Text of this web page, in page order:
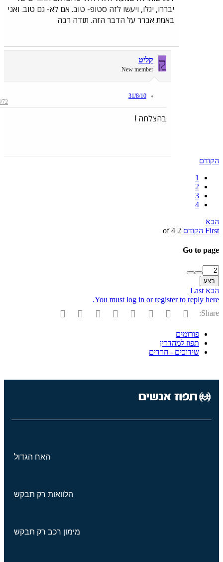
יבררו, יגלו, ויעשו לזה סטופ- טוב. אם לא- גם טוב. ואני
באמת אברר על הדבר הזה. תודה רבה
ק קליט
New member
31/8/10
#72
בהצלחה !
1
2
3
4
הקודם2 of 4
Go to
בצע
Last
You must log in or register to reply
פייסבוקTwitter
Reddit
Pinterest
Tumblr
WhatsAppדואר אלקטרוני
הוסף קישור
פורומים
תפוז למהדרין
שידוכים - חרדים
האח הגדול
הלוואות רק תבקש
מימון רכב רק תבקש